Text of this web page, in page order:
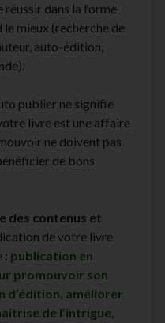
réussir dans la forme
le mieux (recherche de
auto-édition,
publier ne signifie
livre est une affaire
ne doivent pas
de bons
des contenus et
de votre livre
: publication en
promouvoir son
d’édition, améliorer
de l’intrigue,